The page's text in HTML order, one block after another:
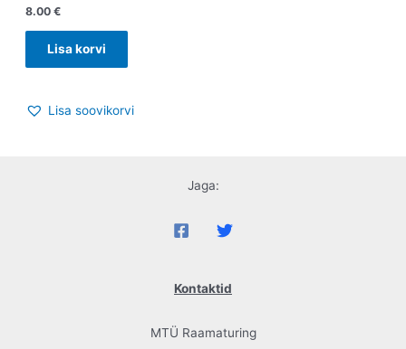
8.00 €
Lisa korvi
Lisa soovikorvi
Jaga:
Kontaktid
MTÜ Raamaturing